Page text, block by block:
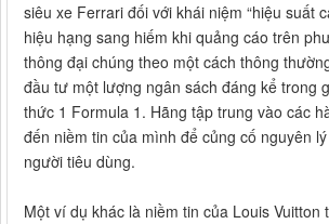
siêu xe Ferrari đối với khái niệm “hiệu suất
hiệu hạng sang hiếm khi quảng cáo trên
thông đại chúng theo một cách thông
đầu tư một lượng ngân sách đáng kể trong
thức 1 Formula 1. Hãng tập trung vào các
đến niềm tin của mình để củng cố nguyên
người tiêu dùng.
Một ví dụ khác là niềm tin của Louis Vuitton